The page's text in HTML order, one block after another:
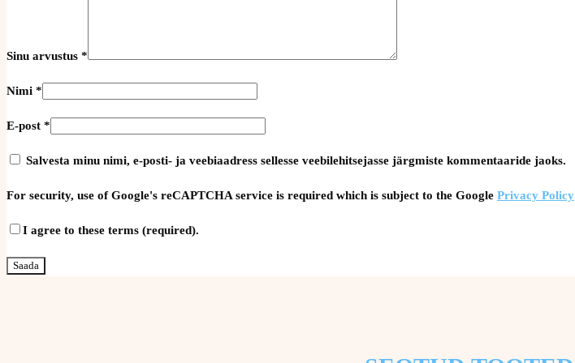
Sinu arvustus *
Nimi *
E-post *
Salvesta minu nimi, e-posti- ja veebiaadress sellesse veebilehitsejasse järgmiste kommentaaride jaoks.
For security, use of Google's reCAPTCHA service is required which is subject to the Google Privacy Policy
I agree to these terms (required).